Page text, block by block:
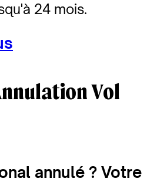
24 mois.
Vol
annulé ? Votre